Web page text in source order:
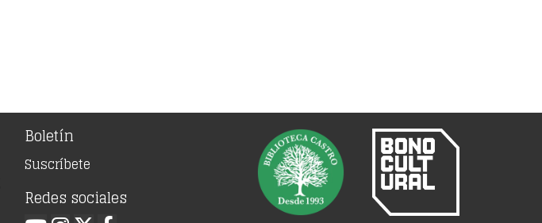
Boletín
Suscríbete
Redes sociales